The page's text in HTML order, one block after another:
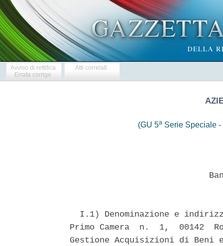
Avviso di rettifica
Errata corrige
Atti correlati
(GU 5aSerie Speciale -
I.1) Denominazione e
Primo Camera  n.  1,  00142
Gestione Acquisizioni di Beni